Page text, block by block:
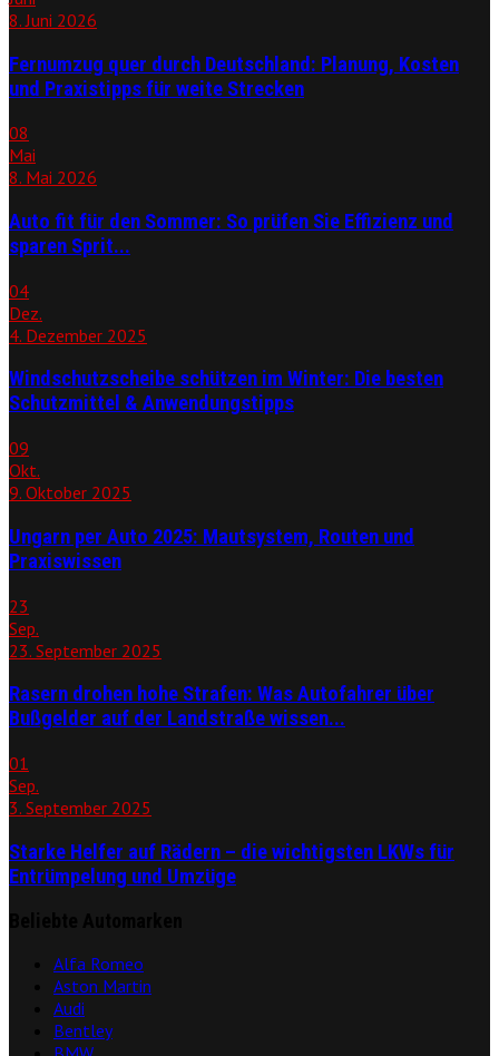
8. Juni 2026
Fernumzug quer durch Deutschland: Planung, Kosten
und Praxistipps für weite Strecken
08
Mai
8. Mai 2026
Auto fit für den Sommer: So prüfen Sie Effizienz und
sparen Sprit...
04
Dez.
4. Dezember 2025
Windschutzscheibe schützen im Winter: Die besten
Schutzmittel & Anwendungstipps
09
Okt.
9. Oktober 2025
Ungarn per Auto 2025: Mautsystem, Routen und
Praxiswissen
23
Sep.
23. September 2025
Rasern drohen hohe Strafen: Was Autofahrer über
Bußgelder auf der Landstraße wissen...
01
Sep.
3. September 2025
Starke Helfer auf Rädern – die wichtigsten LKWs für
Entrümpelung und Umzüge
Alfa Romeo
Aston Martin
Audi
Bentley